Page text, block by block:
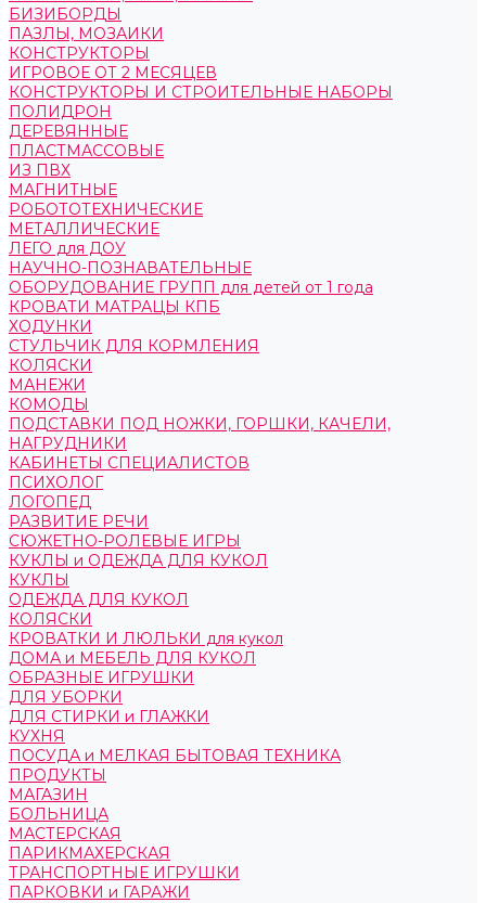
БИЗИБОРДЫ
ПАЗЛЫ, МОЗАИКИ
КОНСТРУКТОРЫ
ИГРОВОЕ ОТ 2 МЕСЯЦЕВ
КОНСТРУКТОРЫ И СТРОИТЕЛЬНЫЕ НАБОРЫ
ПОЛИДРОН
ДЕРЕВЯННЫЕ
ПЛАСТМАССОВЫЕ
ИЗ ПВХ
МАГНИТНЫЕ
РОБОТОТЕХНИЧЕСКИЕ
МЕТАЛЛИЧЕСКИЕ
ЛЕГО для ДОУ
НАУЧНО-ПОЗНАВАТЕЛЬНЫЕ
ОБОРУДОВАНИЕ ГРУПП для детей от 1 года
КРОВАТИ МАТРАЦЫ КПБ
ХОДУНКИ
СТУЛЬЧИК ДЛЯ КОРМЛЕНИЯ
КОЛЯСКИ
МАНЕЖИ
КОМОДЫ
ПОДСТАВКИ ПОД НОЖКИ, ГОРШКИ, КАЧЕЛИ,
НАГРУДНИКИ
КАБИНЕТЫ СПЕЦИАЛИСТОВ
ПСИХОЛОГ
ЛОГОПЕД
РАЗВИТИЕ РЕЧИ
СЮЖЕТНО-РОЛЕВЫЕ ИГРЫ
КУКЛЫ и ОДЕЖДА ДЛЯ КУКОЛ
КУКЛЫ
ОДЕЖДА ДЛЯ КУКОЛ
КОЛЯСКИ
КРОВАТКИ И ЛЮЛЬКИ для кукол
ДОМА и МЕБЕЛЬ ДЛЯ КУКОЛ
ОБРАЗНЫЕ ИГРУШКИ
ДЛЯ УБОРКИ
ДЛЯ СТИРКИ и ГЛАЖКИ
КУХНЯ
ПОСУДА и МЕЛКАЯ БЫТОВАЯ ТЕХНИКА
ПРОДУКТЫ
МАГАЗИН
БОЛЬНИЦА
МАСТЕРСКАЯ
ПАРИКМАХЕРСКАЯ
ТРАНСПОРТНЫЕ ИГРУШКИ
ПАРКОВКИ и ГАРАЖИ